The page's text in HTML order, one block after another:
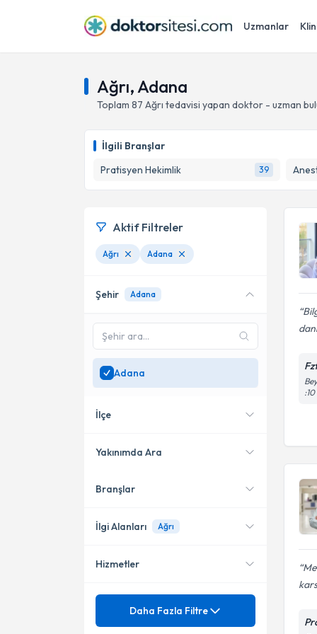
Uzmanlar
Ağrı, Adana
Toplam 87 Ağrı tedavisi yapan doktor - uzman
İlgili Branşlar
Pratisyen Hekimlik
39
:10
Aktif Filtreler
Ağrı Adana
Şehir Adana
Adana
İlçe
Çukurova
Seyhan
Yakınımda Ara
Konumuma yakın uzmanları
Branşlar
Pratisyen Hekimlik
Anestezi ve Reanimasyon
Genel Cerrahi
İlgi Alanları Ağrı
Ağrı
Hizmetler
Mezuniyet
Daha Fazla Filtre